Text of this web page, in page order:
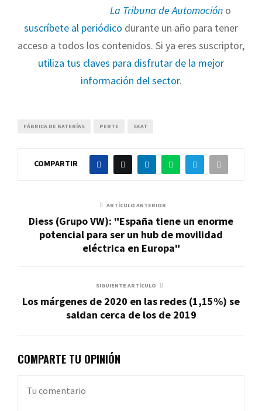
La Tribuna de Automoción o
suscríbete al periódico durante un año para tener
acceso a todos los contenidos. Si ya eres suscriptor,
utiliza tus claves para disfrutar de la mejor
información del sector.
FÁBRICA DE BATERÍAS PERTE SEAT
COMPARTIR
ARTÍCULO ANTERIOR
Diess (Grupo VW): "España tiene un enorme
potencial para ser un hub de movilidad
eléctrica en Europa"
SIGUIENTE ARTÍCULO
Los márgenes de 2020 en las redes (1,15%) se
saldan cerca de los de 2019
COMPARTE TU OPINIÓN